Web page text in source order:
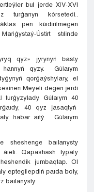
bul jerde XIV-XVI
turǵanyn kórsetedi..
pen kúıdirilmegen
Ústirt stılinde
qyz» jyrynyń basty
hannyń qyzy. Gúlaıym
qorǵaýshylary, el
Məyəli degen jerdi
Gúlaıym 40
40 qyz jasaqtyń
habar aıtý. Gúlaıym
baılanysty
áıeli. Qapashash typaly
jumbaqtap. Ol
eptegilepdiń paıda boly,
baılanysty.